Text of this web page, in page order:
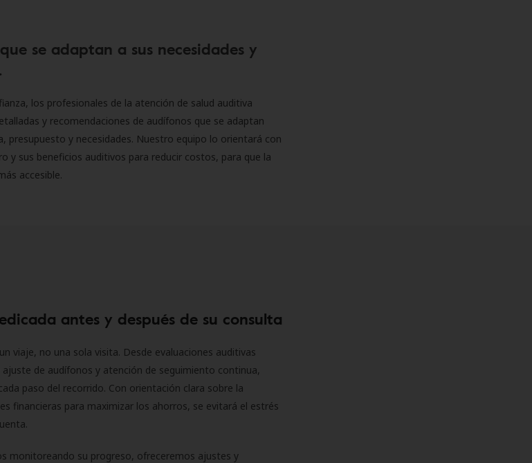
se adaptan a sus necesidades y
los profesionales de la atención de salud auditiva
y recomendaciones de audífonos que se adaptan
presupuesto y necesidades. Nuestro equipo lo orientará con
y sus beneficios auditivos para reducir costos, para que la
accesible.
antes y después de su consulta
viaje, no una sola visita. Desde evaluaciones auditivas
de audífonos y atención de seguimiento continua,
paso del recorrido. Con orientación clara sobre la
financieras para maximizar los ahorros, se evitará el estrés
monitoreando su progreso, ofreceremos ajustes y